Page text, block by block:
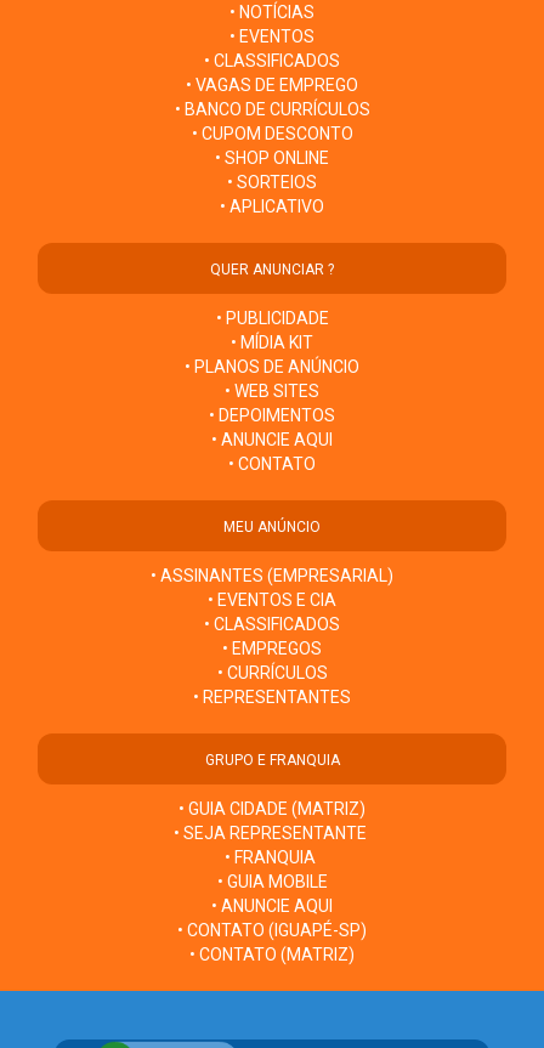
• NOTÍCIAS
• EVENTOS
• CLASSIFICADOS
• VAGAS DE EMPREGO
• BANCO DE CURRÍCULOS
• CUPOM DESCONTO
• SHOP ONLINE
• SORTEIOS
• APLICATIVO
QUER ANUNCIAR ?
• PUBLICIDADE
• MÍDIA KIT
• PLANOS DE ANÚNCIO
• WEB SITES
• DEPOIMENTOS
• ANUNCIE AQUI
• CONTATO
MEU ANÚNCIO
• ASSINANTES (EMPRESARIAL)
• EVENTOS E CIA
• CLASSIFICADOS
• EMPREGOS
• CURRÍCULOS
• REPRESENTANTES
GRUPO E FRANQUIA
• GUIA CIDADE (MATRIZ)
• SEJA REPRESENTANTE
• FRANQUIA
• GUIA MOBILE
• ANUNCIE AQUI
• CONTATO (IGUAPÉ-SP)
• CONTATO (MATRIZ)